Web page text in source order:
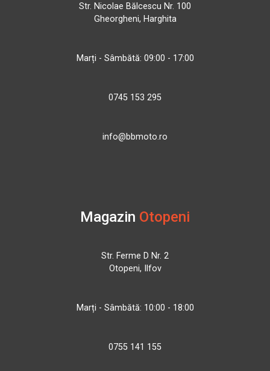
Str. Nicolae Bălcescu Nr. 100
Gheorgheni, Harghita
Marți - Sâmbătă: 09:00 - 17:00
0745 153 295
info@bbmoto.ro
Magazin Otopeni
Str. Ferme D Nr. 2
Otopeni, Ilfov
Marți - Sâmbătă: 10:00 - 18:00
0755 141 155